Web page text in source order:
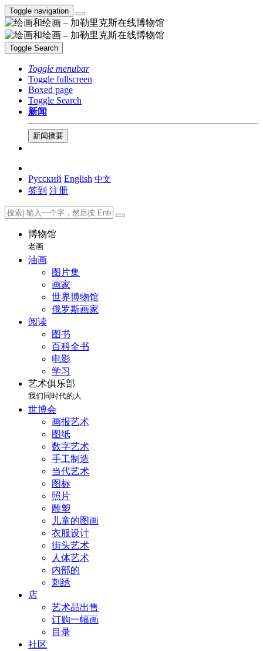
Toggle navigation
Toggle Search
Toggle menubar
Toggle fullscreen
Boxed page
Toggle Search
新闻
新闻摘要
Русский English 中文
签到 注册
博物馆
老画
油画
图片集
画家
世界博物馆
俄罗斯画家
阅读
图书
百科全书
电影
学习
艺术俱乐部
我们同时代的人
世博会
画报艺术
图纸
数字艺术
手工制造
当代艺术
图标
照片
雕塑
儿童的图画
衣服设计
街头艺术
人体艺术
内部的
刺绣
店
艺术品出售
订购一幅画
目录
社区